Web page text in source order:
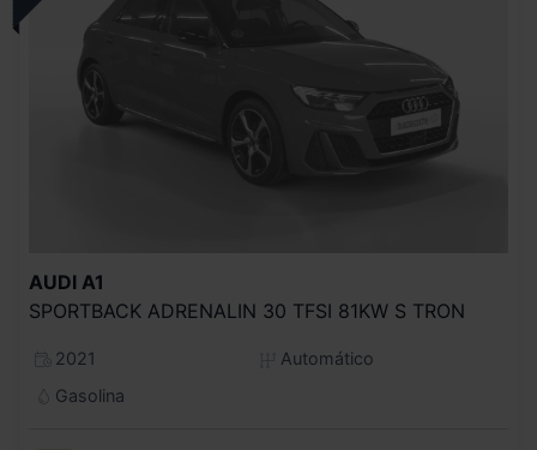
AUDI A1
SPORTBACK ADRENALIN 30 TFSI 81KW S TRON
2021
Automático
Gasolina